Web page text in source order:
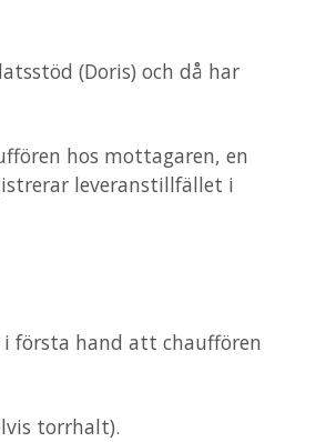
(Doris) och då har
hos mottagaren, en
leveranstillfället i
i första hand att chauffören
torrhalt).